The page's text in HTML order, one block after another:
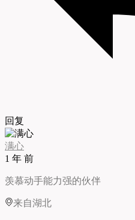
回复
满心
1 年 前
羡慕动手能力强的伙伴
来自湖北